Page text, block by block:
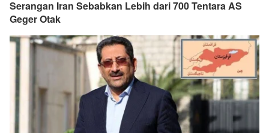
Serangan Iran Sebabkan Lebih dari 700 Tentara AS
Geger Otak